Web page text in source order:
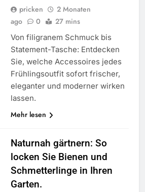
pricken
2 Monaten
ago
0 27 mins
Von filigranem Schmuck bis
Statement-Tasche: Entdecken
Sie, welche Accessoires jedes
Frühlingsoutfit sofort frischer,
eleganter und moderner wirken
lassen.
Mehr lesen
Naturnah gärtnern: So
locken Sie Bienen und
Schmetterlinge in Ihren
Garten.